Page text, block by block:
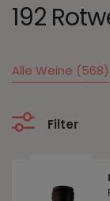
192
Alle Weine (568)
Filter